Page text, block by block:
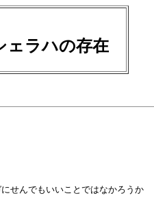
ェラハの存在
せんでもいいことではなかろうか